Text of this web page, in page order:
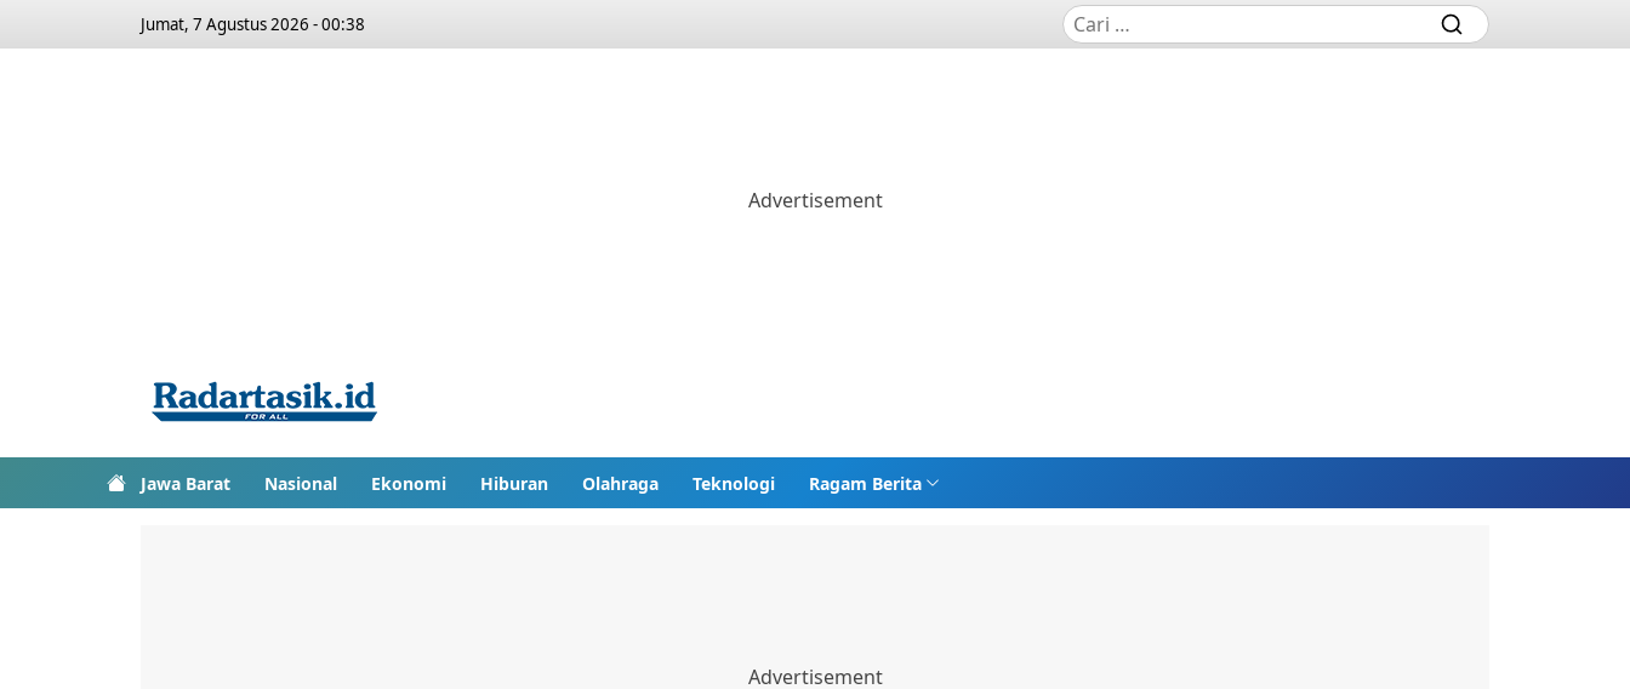
Jumat, 7 Agustus 2026 - 00:38
Jawa Barat Nasional Ekonomi Hiburan Olahraga Teknologi Ragam Berita